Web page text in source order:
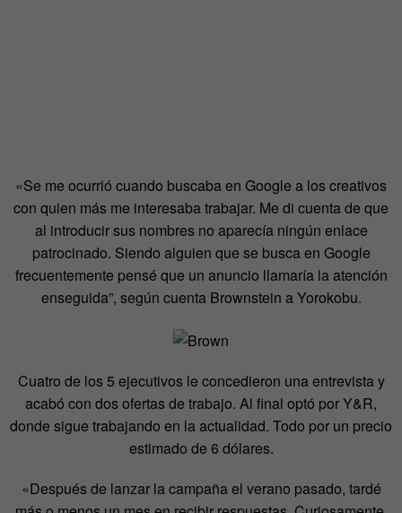
«Se me ocurrió cuando buscaba en Google a los creativos
con quien más me interesaba trabajar. Me di cuenta de que
al introducir sus nombres no aparecía ningún enlace
patrocinado. Siendo alguien que se busca en Google
frecuentemente pensé que un anuncio llamaría la atención
enseguida”, según cuenta Brownstein a Yorokobu.
Cuatro de los 5 ejecutivos le concedieron una entrevista y
acabó con dos ofertas de trabajo. Al final optó por Y&R,
donde sigue trabajando en la actualidad. Todo por un precio
estimado de 6 dólares.
«Después de lanzar la campaña el verano pasado, tardé